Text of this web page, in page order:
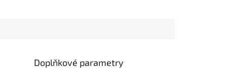
Doplňkové parametry